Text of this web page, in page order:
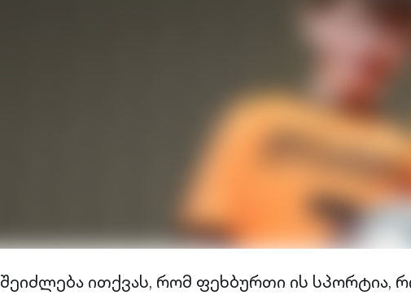
შეიძლება ითქვას, რომ ფეხბურთი ის სპორტია,